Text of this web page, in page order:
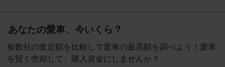
あなたの愛車、今いくら？
複数社の査定額を比較して愛車の最高額を調べよう！愛車
を賢く売却して、購入資金にしませんか？